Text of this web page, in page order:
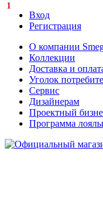
Вход
Регистрация
О компании
Коллекции
Доставка и
Уголок
Сервис
Дизайнерам
Проектный
Программа
1